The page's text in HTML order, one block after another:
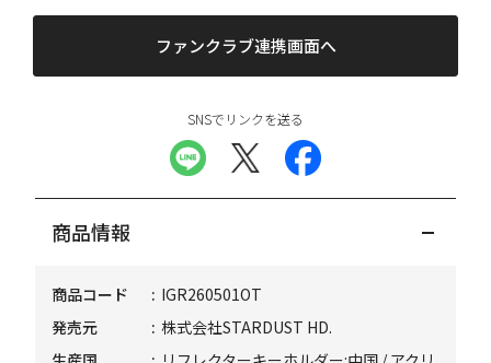
ファンクラブ連携画面へ
SNSでリンクを送る
商品情報
商品コード
IGR260501OT
発売元
株式会社STARDUST HD.